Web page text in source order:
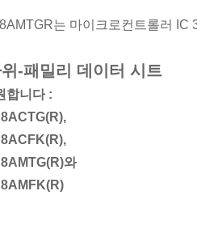
는 마이크로컨트롤러 IC
-패밀리 데이터 시트
합니다 :
와